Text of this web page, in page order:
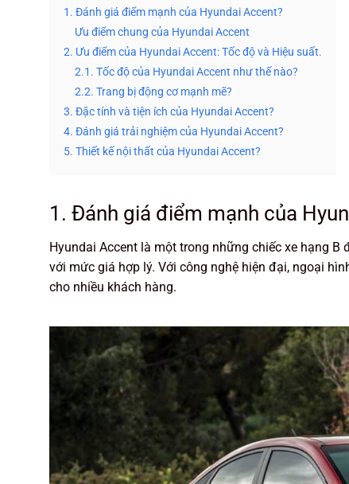
1. Đánh giá điểm mạnh của Hyundai Accent?
Ưu điểm chung của Hyundai Accent
2. Ưu điểm của Hyundai Accent: Tốc độ và Hiệu suất.
2.1. Tốc độ của Hyundai Accent như thế nào?
2.2. Trang bị động cơ mạnh mẽ?
3. Đặc tính và tiện ích của Hyundai Accent?
4. Đánh giá trải nghiệm của Hyundai Accent?
5. Thiết kế nội thất của Hyundai Accent?
1. Đánh giá điểm mạnh của
Hyundai Accent là một trong những chiếc xe hạng
với mức giá hợp lý. Với công nghệ hiện đại, ngoại
cho nhiều khách hàng.